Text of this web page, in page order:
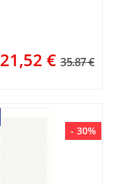
21,52 € 35.87 €
- 30%